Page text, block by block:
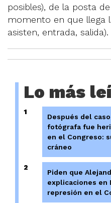
posibles), de la posta
momento en que llega
asisten, entrada, salida).
Lo más
1
Después del
fotógrafa fue
en el Congreso:
cráneo
2
Piden que
explicaciones en
represión en el